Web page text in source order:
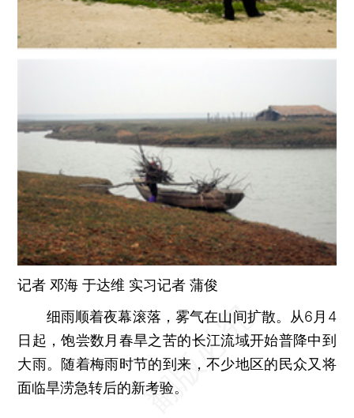
记者 邓海于达维 实习记者 蒲俊
细雨顺着夜幕滚落，雾气在山间扩散。从6月4
日起，饱尝数月春旱之苦的长江流域开始普降中到
大雨。随着梅雨时节的到来，不少地区的民众又将
面临旱涝急转后的新考验。